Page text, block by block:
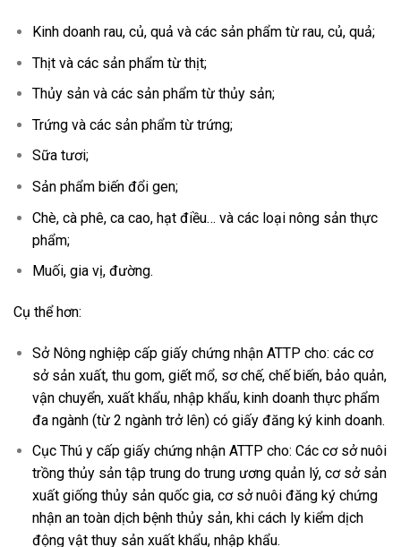
Kinh doanh rau, củ, quả và các sản phẩm từ rau, củ, quả;
Thịt và các sản phẩm từ thịt;
Thủy sản và các sản phẩm từ thủy sản;
Trứng và các sản phẩm từ trứng;
Sữa tươi;
Sản phẩm biến đổi gen;
Chè, cà phê, ca cao, hạt điều… và các loại nông sản thực
phẩm;
Muối, gia vị, đường.
Cụ thể hơn:
Sở Nông nghiệp cấp giấy chứng nhận ATTP cho: các cơ
sở sản xuất, thu gom, giết mổ, sơ chế, chế biến, bảo quản,
vận chuyển, xuất khẩu, nhập khẩu, kinh doanh thực phẩm
đa ngành (từ 2 ngành trở lên) có giấy đăng ký kinh doanh.
Cục Thú y cấp giấy chứng nhận ATTP cho: Các cơ sở nuôi
trồng thủy sản tập trung do trung ương quản lý, cơ sở sản
xuất giống thủy sản quốc gia, cơ sở nuôi đăng ký chứng
nhận an toàn dịch bệnh thủy sản, khi cách ly kiểm dịch
động vật thuy sản xuất khẩu, nhập khẩu.